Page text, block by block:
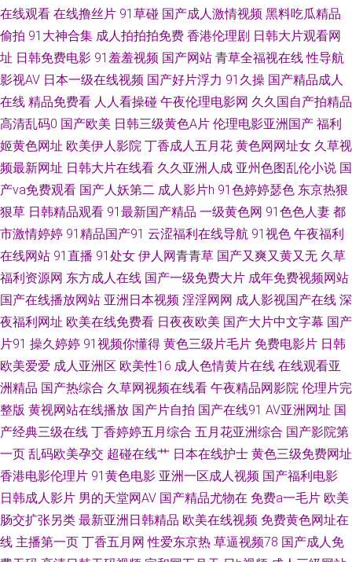
操操操 操碰激情网 加勒比福利剧场 人人摸人人操人人 亚洲3级电影 AV超碰
人人干 国产又爽又黄A片 欧美福利电影 91地址入口网页 东京熟无码TV 午夜
影院嗯啊嗯啊 俺去啦最新网站 久久不卡 日韩免费观看一级 制服丝袜做爱 俺
来也俺去夜 另类专区亚洲 天天干天天干 91做爱官方网站 国产TS人妖另类 欧
美女同网站 午夜伦理影院 97超碰色情 国产宾馆美女在线 欧美一卡二卡 91国
精产品 极品户外露出 天天操网 91少妇热舞被操 岛国com 日韩老湿有码日韩
99视频热播 亚洲另类图区88 www欧色 后入大屁股在线 日韩新片王网 91小
视频网站 国产精品掏空网 日本三级A片 91社在线 国产传媒三级 欧美卡不卡
午夜激情黄色 91中文永久 精品欧美性交 五月花成人在线观 AV淫海量导航 激
情va 日韩精品免费看 91干逼网 豆花av网 免费观看91在线 午夜成人导航 99
超碰网 久草福利流水视频 午夜福利电影图片 操少妇综合网 另类专区欧美 婷
婷丁香五月导航 91在线天堂 国产久草视频导航 青青久久香蕉 超碰人妻91 欧
极品人人 日韩免费观看视频 91国自在线播放 黄色色情 日韩性欧美 91污导航
在线观看 在线撸丝片 91草碰 国产成人激情视频 黑料吃瓜精品
偷拍 91大神合集 成人拍拍拍免费 香港伦理剧 日韩大片观看网
址 日韩免费电影 91羞羞视频 国产网站 青草全福视在线 性导航
影视AV 日本一级在线视频 国产好片浮力 91久操 国产精品成人
在线 精品免费看 人人看操碰 午夜伦理电影网 久久国自产拍精品
高清乱码0 国产欧美 日韩三级黄色A片 伦理电影亚洲国产 福利
姬黄色网址 欧美伊人影院 丁香成人五月花 黄色网网址女 久草视
频最新网址 日韩大片在线看 久久亚洲人成 亚州色图乱伦小说 国
产va免费观看 国产人妖第二 成人影片h 91色婷婷瑟色 东京热狠
狠草 日韩精品观看 91最新国产精品 一级黄色网 91色色人妻 都
市激情婷婷 91精品国产91 云涩福利在线导航 91视色 午夜福利
在线网站 91直播 91处女 伊人网青青草 国产又爽又黄又无 久草
福利资源网 东方成人在线 国产一级免费大片 成年免费视频网站
国产在线播放网站 亚洲日本视频 淫淫网网 成人影视国产在线 深
夜福利网址 欧美在线免费看 日夜夜欧美 国产大片中文字幕 国产
片91 操久婷婷 91视频你懂得 黄色三级片毛片 免费电影片 日韩
欧美爱爱 成人亚洲区 欧美性16 成人色情黄片在线 在线观看亚
洲精品 国产热综合 久草网视频在线看 午夜精品网影院 伦理片完
整版 黄视网站在线播放 国产片自拍 国产在线91 AV亚洲网址 国
产经典三级在线 丁香婷婷五月综合 五月花亚洲综合 国产影院第
一页 乱码欧美孕交 超碰在线艹 日本在线护士 黄色三级免费网址
香港电影伦理片 91黄色电影 亚洲一区成人视频 国产福利电影
日韩成人影片 男的天堂网AV 国产精品尤物在 免费a一毛片 欧美
肠交扩张另类 最新亚洲日韩精品 欧美在线视频 免费黄色网址在
线 主播第一页 丁香五月网 性爱东京热 草逼视频78 国产成人免